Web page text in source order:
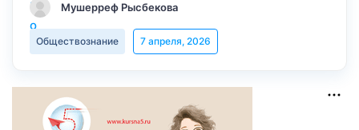
Мушерреф Рысбекова
Обществознание 7 апреля, 2026